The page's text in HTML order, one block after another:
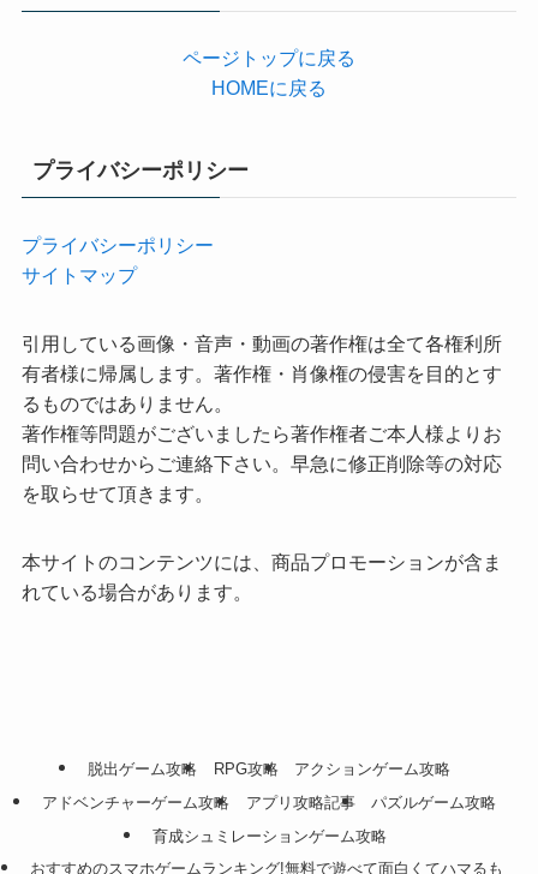
ページトップに戻る
HOMEに戻る
プライバシーポリシー
プライバシーポリシー
サイトマップ
引用している画像・音声・動画の著作権は全て各権利所
有者様に帰属します。著作権・肖像権の侵害を目的とす
るものではありません。
著作権等問題がございましたら著作権者ご本人様よりお
問い合わせからご連絡下さい。早急に修正削除等の対応
を取らせて頂きます。
本サイトのコンテンツには、商品プロモーションが含ま
れている場合があります。
脱出ゲーム攻略 RPG攻略
アクションゲーム攻略
アドベンチャーゲーム攻略
アプリ攻略記事
パズルゲーム攻略
育成シュミレーションゲーム攻略
おすすめのスマホゲームランキング!無料で遊べて面白くてハマるも